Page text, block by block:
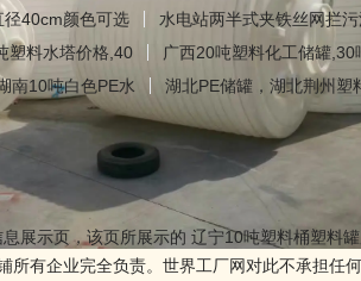
40cm颜色可选
水电站两半式夹铁丝网拦
塑料水塔价格,40
广西20吨塑料化工储罐,30
南10吨白色PE水
湖北PE储罐，湖北荆州塑
展示页，该页所展示的 辽宁10吨塑料桶塑料
有企业完全负责。世界工厂网对此不承担